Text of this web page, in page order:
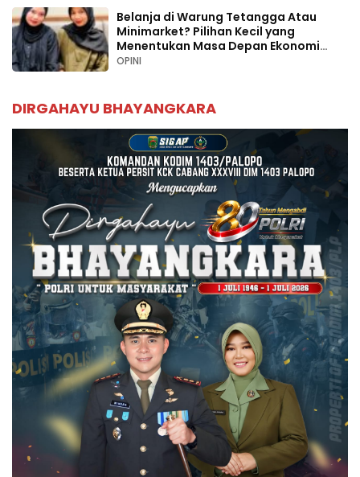
Belanja di Warung Tetangga Atau
Minimarket? Pilihan Kecil yang
Menentukan Masa Depan Ekonomi
Palopo
OPINI
DIRGAHAYU BHAYANGKARA